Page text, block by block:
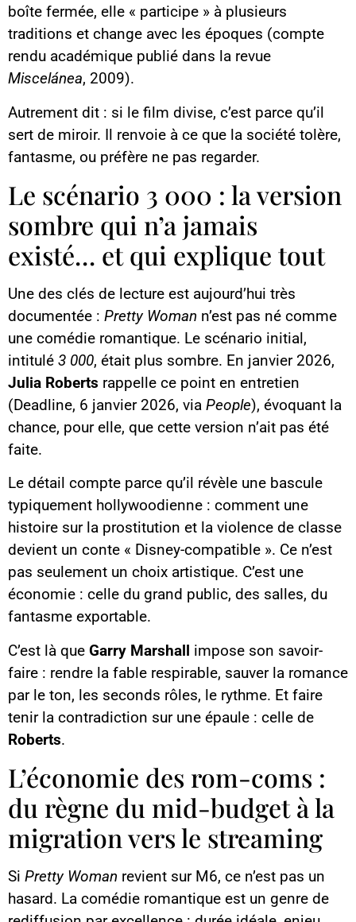
boîte fermée, elle « participe » à plusieurs
traditions et change avec les époques (compte
rendu académique publié dans la revue
Miscelánea, 2009).
Autrement dit : si le film divise, c’est parce qu’il
sert de miroir. Il renvoie à ce que la société tolère,
fantasme, ou préfère ne pas regarder.
Le scénario 3 000 : la version
sombre qui n’a jamais
existé… et qui explique tout
Une des clés de lecture est aujourd’hui très
documentée : Pretty Woman n’est pas né comme
une comédie romantique. Le scénario initial,
intitulé 3 000, était plus sombre. En janvier 2026,
Julia Roberts rappelle ce point en entretien
(Deadline, 6 janvier 2026, via People), évoquant la
chance, pour elle, que cette version n’ait pas été
faite.
Le détail compte parce qu’il révèle une bascule
typiquement hollywoodienne : comment une
histoire sur la prostitution et la violence de classe
devient un conte « Disney-compatible ». Ce n’est
pas seulement un choix artistique. C’est une
économie : celle du grand public, des salles, du
fantasme exportable.
C’est là que Garry Marshall impose son savoir-
faire : rendre la fable respirable, sauver la romance
par le ton, les seconds rôles, le rythme. Et faire
tenir la contradiction sur une épaule : celle de
Roberts.
L’économie des rom-coms :
du règne du mid-budget à la
migration vers le streaming
Si Pretty Woman revient sur M6, ce n’est pas un
hasard. La comédie romantique est un genre de